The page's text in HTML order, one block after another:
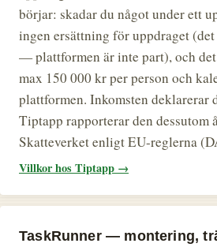
börjar: skadar du något under ett
ingen ersättning för uppdraget
— plattformen är inte part), och
max 150 000 kr per person och
plattformen. Inkomsten deklarerar
Tiptapp rapporterar den dessutom
Skatteverket enligt EU-reglerna
Villkor hos Tiptapp →
TaskRunner — montering,